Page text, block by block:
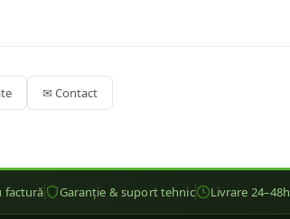
✉ Contact
factură Garanție & suport tehnic Livrare 24–48h